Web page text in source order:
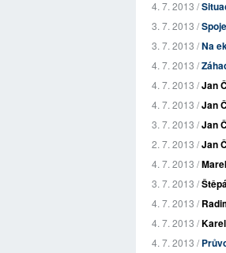
4. 7. 2013 /
3. 7. 2013 /
3. 7. 2013 /Na
4. 7. 2013 /
4. 7. 2013 /Jan
4. 7. 2013 /Jan
3. 7. 2013 /Jan
2. 7. 2013 /Jan
4. 7. 2013 /
3. 7. 2013 /
4. 7. 2013 /
4. 7. 2013 /
4. 7. 2013 /